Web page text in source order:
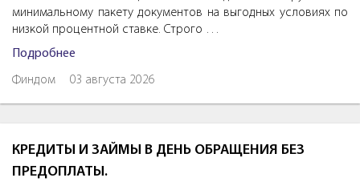
минимальному пакету документов на выгодных условиях по
низкой процентной ставке. Строго …
Подробнее
Финдом 03 августа 2026
КРЕДИТЫ И ЗАЙМЫ В ДЕНЬ ОБРАЩЕНИЯ БЕЗ
ПРЕДОПЛАТЫ.